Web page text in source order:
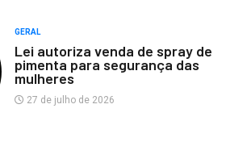
GERAL
Lei autoriza venda de spray de
pimenta para segurança das
mulheres
27 de julho de 2026